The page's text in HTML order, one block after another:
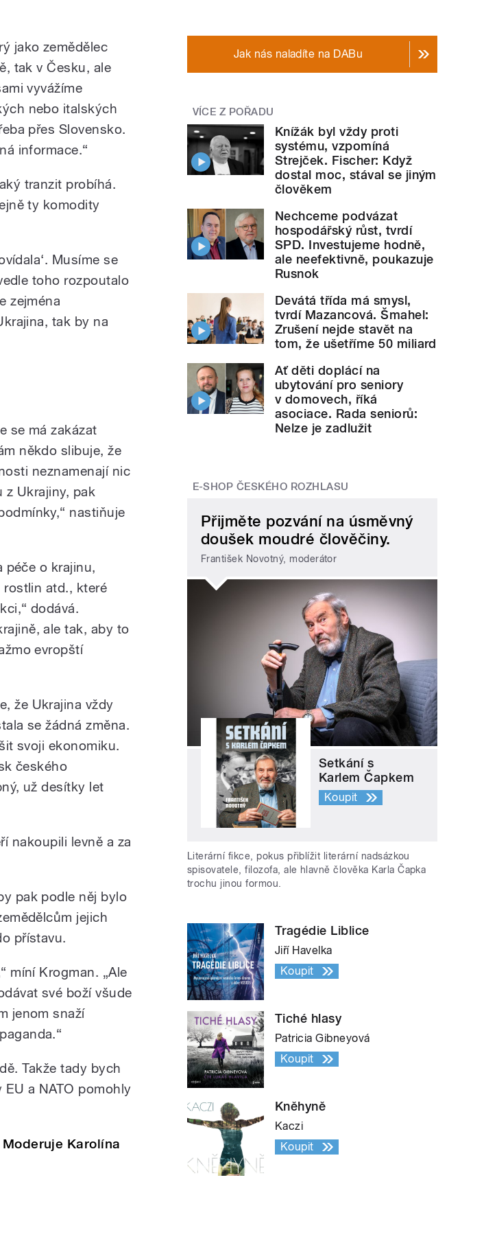
jako zemědělec
tak v Česku, ale
vyvážíme
nebo italských
přes Slovensko.
informace.“
tranzit probíhá.
ty komodity
Musíme se
toho rozpoutalo
zejména
tak by na
se má zakázat
někdo slibuje, že
neznamenají nic
z Ukrajiny, pak
nastiňuje
péče o krajinu,
rostlin atd., které
dodává.
ale tak, aby to
evropští
že Ukrajina vždy
se žádná změna.
svoji ekonomiku.
českého
už desítky let
nakoupili levně a za
pak podle něj bylo
jejich
přístavu.
míní Krogman. „Ale
své boží všude
jenom snaží
Takže tady bych
a NATO pomohly
Karolína
Jak nás naladíte na DABu
VÍCE Z POŘADU
Knížák byl vždy proti
systému, vzpomíná
Strejček. Fischer: Když
dostal moc, stával se jiným
člověkem
Nechceme podvázat
hospodářský růst, tvrdí
SPD. Investujeme hodně,
ale neefektivně, poukazuje
Rusnok
Devátá třída má smysl,
tvrdí Mazancová. Šmahel:
Zrušení nejde stavět na
tom, že ušetříme 50 miliard
Ať děti doplácí na
ubytování pro seniory
v domovech, říká
asociace. Rada seniorů:
Nelze je zadlužit
E-SHOP ČESKÉHO ROZHLASU
Přijměte pozvání na úsměvný
doušek moudré člověčiny.
František Novotný, moderátor
Setkání s
Karlem Čapkem
Koupit
Literární fikce, pokus přiblížit literární nadsázkou
spisovatele, filozofa, ale hlavně člověka Karla Čapka
trochu jinou formou.
Tragédie Liblice
Jiří Havelka
Koupit
Tiché hlasy
Patricia Gibneyová
Koupit
Kněhyně
Kaczi
Koupit